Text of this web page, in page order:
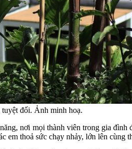
đối. Ảnh minh hoạ.
nơi mọi thành viên trong gia
em thoả sức chạy nhảy, lớn lên cùng